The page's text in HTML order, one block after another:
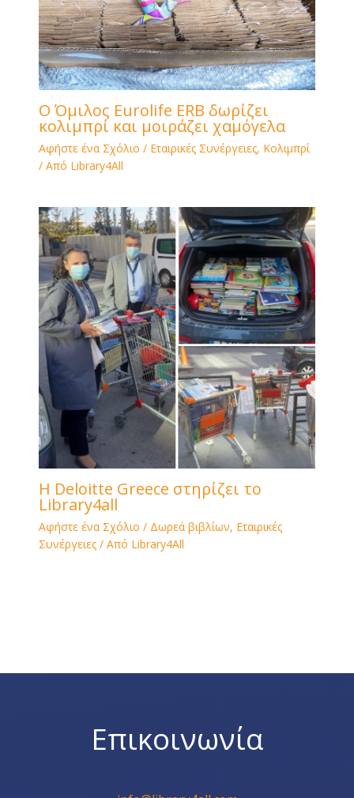
Ο Όμιλος Eurolife ERB δωρίζει
κολιμπρί και μοιράζει χαμόγελα
Αφήστε ένα Σχόλιο / Εταιρικές Συνέργειες, Κολιμπρί
/ Από Library4All
H Deloitte Greece στηρίζει το
Library4all
Αφήστε ένα Σχόλιο / Δωρεά βιβλίων, Εταιρικές
Συνέργειες/ Από Library4All
Επικοινωνία